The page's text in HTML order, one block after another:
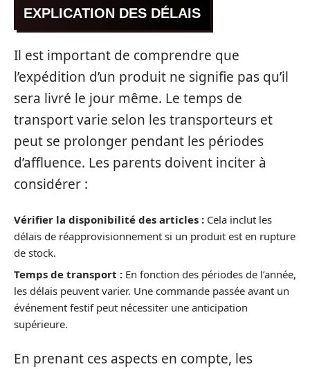
EXPLICATION DES DÉLAIS
Il est important de comprendre que
l’expédition d’un produit ne signifie pas qu’il
sera livré le jour même. Le temps de
transport varie selon les transporteurs et
peut se prolonger pendant les périodes
d’affluence. Les parents doivent inciter à
considérer :
Vérifier la disponibilité des articles : Cela inclut les
délais de réapprovisionnement si un produit est en rupture
de stock.
Temps de transport : En fonction des périodes de l’année,
les délais peuvent varier. Une commande passée avant un
événement festif peut nécessiter une anticipation
supérieure.
En prenant ces aspects en compte, les